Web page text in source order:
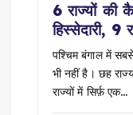
6 राज्यों की
हिस्सेदारी, 9
पश्चिम बंगाल में
भी नहीं है। छह
राज्यों में सिर्फ़ एक…